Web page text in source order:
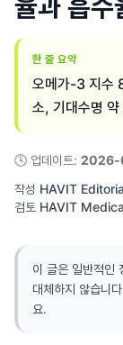
한 줄 요약
오메가-3 지수
소, 기대수명
🕓 업데이트:
작성 HAVIT
검토 HAVIT
이 글은 일반적인
대체하지 않습니
요.